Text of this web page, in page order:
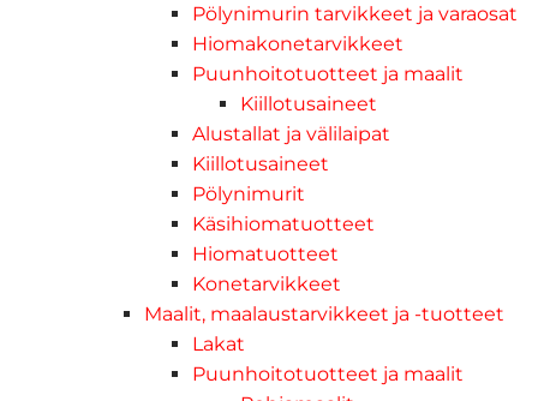
Pölynimurin tarvikkeet ja varaosat
Hiomakonetarvikkeet
Puunhoitotuotteet ja maalit
Kiillotusaineet
Alustallat ja välilaipat
Kiillotusaineet
Pölynimurit
Käsihiomatuotteet
Hiomatuotteet
Konetarvikkeet
Maalit, maalaustarvikkeet ja -tuotteet
Lakat
Puunhoitotuotteet ja maalit